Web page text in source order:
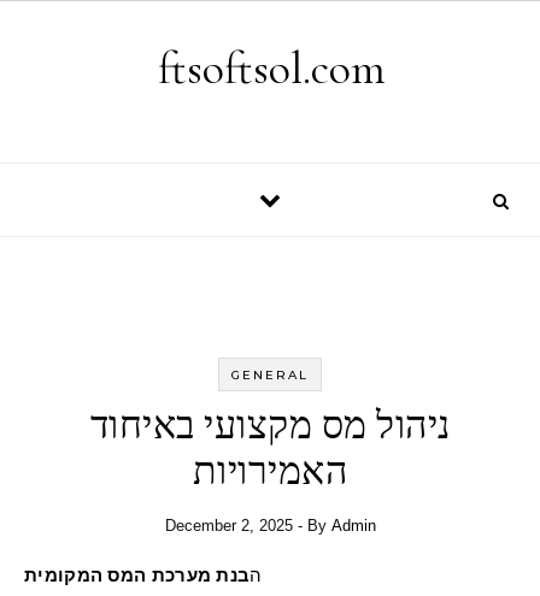
ftsoftsol.com
GENERAL
ניהול מס מקצועי באיחוד
האמירויות
December 2, 2025 - By Admin
הבנת מערכת המס המקומית